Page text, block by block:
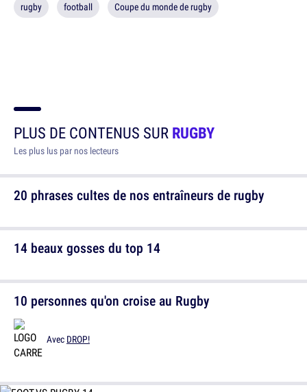
rugby football Coupe du monde de rugby
PLUS DE CONTENUS SURRUGBY
Les plus lus par nos lecteurs
20 phrases cultes de nos entraîneurs de rugby
10 personnes qu'on croise au Rugby
Avec DROP!
14 beaux gosses du top 14